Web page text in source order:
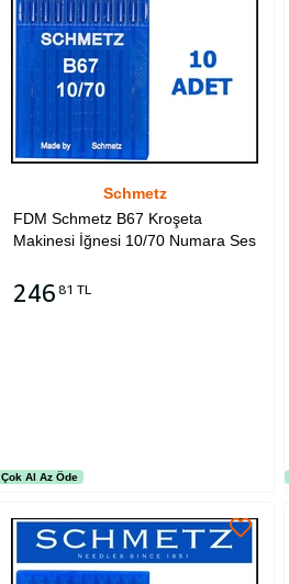
Schmetz
FDM Schmetz B67 Kroşeta
Makinesi İğnesi 10/70 Numara Ses
246 81 TL
Çok Al Az Öde